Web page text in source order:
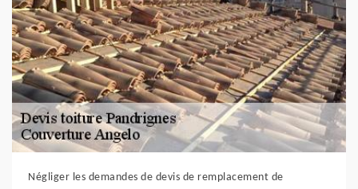
Négliger les demandes de devis de remplacement de